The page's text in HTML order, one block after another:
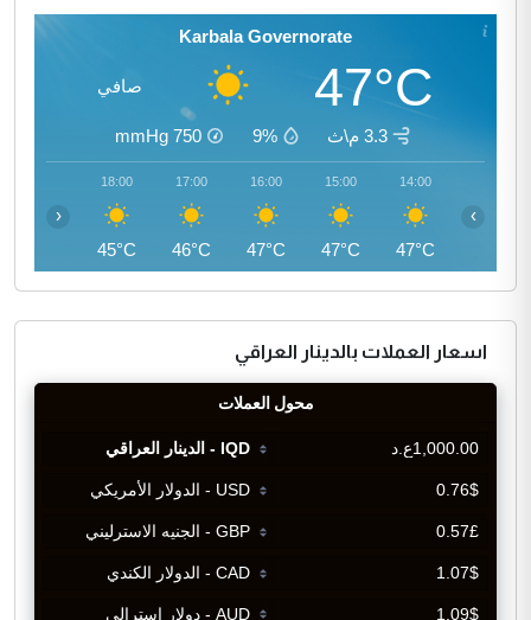
Karbala Governorate
47°C صافي
3.3 م\ث 9%
750
mmHg
14:00
47°C
15:00
47°C
16:00
47°C
17:00
46°C
18:00
45°C
‹ ›
اسعار العملات بالدينار العراقي